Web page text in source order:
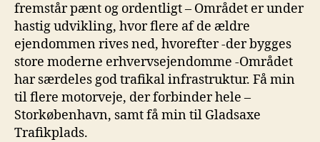
fremstår pænt og ordentligt – Området er under
hastig udvikling, hvor flere af de ældre
ejendommen rives ned, hvorefter -der bygges
store moderne erhvervsejendomme -Området
har særdeles god trafikal infrastruktur. Få min
til flere motorveje, der forbinder hele –
Storkøbenhavn, samt få min til Gladsaxe
Trafikplads.